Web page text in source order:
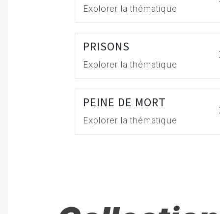
Explorer la thématique
PRISONS
Explorer la thématique
PEINE DE MORT
Explorer la thématique